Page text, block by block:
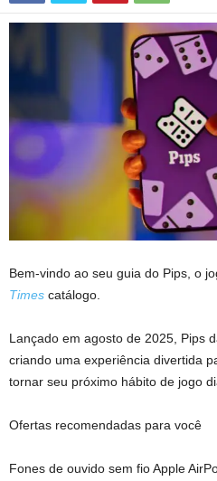
Bem-vindo ao seu guia do Pips, o
Times catálogo.
Lançado em agosto de 2025, Pips
criando uma experiência divertida
tornar seu próximo hábito de jogo
Ofertas recomendadas para você
Fones de ouvido sem fio Apple